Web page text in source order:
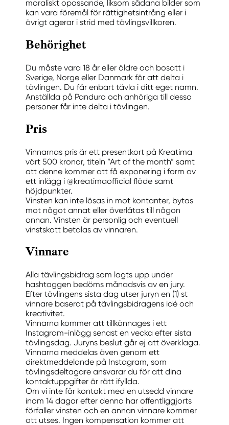
moraliskt opassande, liksom sådana bilder som
kan vara föremål för rättighetsintrång eller i
övrigt agerar i strid med tävlingsvillkoren.
Behörighet
Du måste vara 18 år eller äldre och bosatt i
Sverige, Norge eller Danmark för att delta i
tävlingen. Du får enbart tävla i ditt eget namn.
Anställda på Panduro och anhöriga till dessa
personer får inte delta i tävlingen.
Pris
Vinnarnas pris är ett presentkort på Kreatima
värt 500 kronor, titeln ”Art of the month” samt
att denne kommer att få exponering i form av
ett inlägg i @kreatimaofficial flöde samt
höjdpunkter.
Vinsten kan inte lösas in mot kontanter, bytas
mot något annat eller överlåtas till någon
annan. Vinsten är personlig och eventuell
vinstskatt betalas av vinnaren.
Vinnare
Alla tävlingsbidrag som lagts upp under
hashtaggen bedöms månadsvis av en jury.
Efter tävlingens sista dag utser juryn en (1) st
vinnare baserat på tävlingsbidragens idé och
kreativitet.
Vinnarna kommer att tillkännages i ett
Instagram-inlägg senast en vecka efter sista
tävlingsdag. Juryns beslut går ej att överklaga.
Vinnarna meddelas även genom ett
direktmeddelande på Instagram, som
tävlingsdeltagare ansvarar du för att dina
kontaktuppgifter är rätt ifyllda.
Om vi inte får kontakt med en utsedd vinnare
inom 14 dagar efter denna har offentliggjorts
förfaller vinsten och en annan vinnare kommer
att utses. Ingen kompensation kommer att